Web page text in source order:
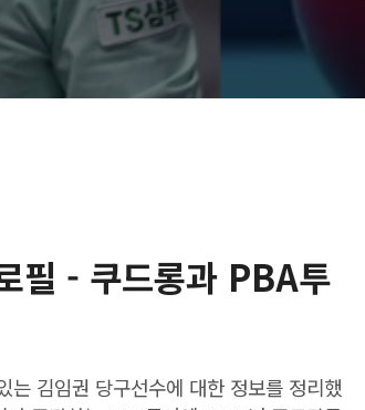
필 - 쿠드롱과 PBA투
김임권 당구선수에 대한 정보를 정리했